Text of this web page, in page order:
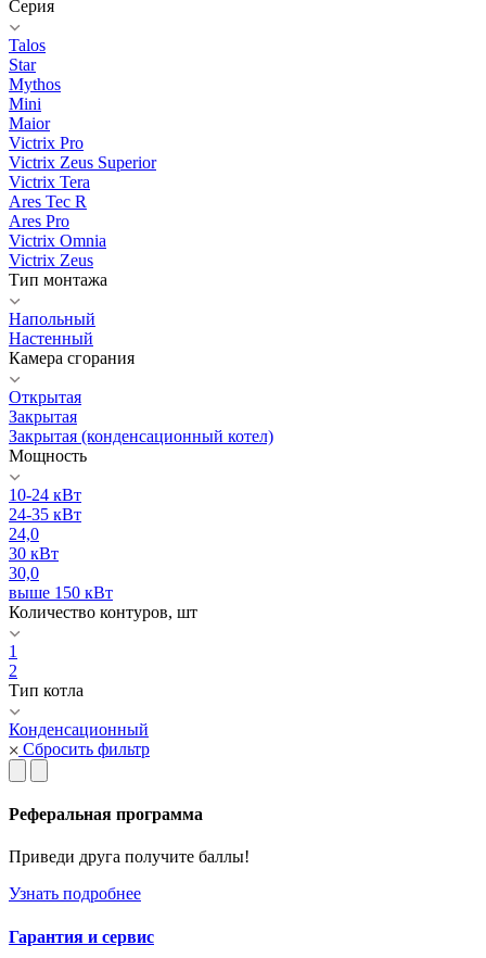
Серия
Talos
Star
Mythos
Mini
Maior
Victrix Pro
Victrix Zeus Superior
Victrix Tera
Ares Tec R
Ares Pro
Victrix Omnia
Victrix Zeus
Тип монтажа
Напольный
Настенный
Камера сгорания
Открытая
Закрытая
Закрытая (конденсационный котел)
Мощность
10-24 кВт
24-35 кВт
24,0
30 кВт
30,0
выше 150 кВт
Количество контуров, шт
1
2
Тип котла
Конденсационный
Сбросить фильтр
Реферальная программа
Приведи друга получите баллы!
Узнать подробнее
Гарантия и сервис